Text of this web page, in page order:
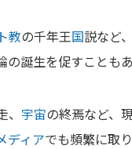
教の千年王国説など
誕生を促すこともあ
宇宙の終焉など、
ディアでも頻繁に取